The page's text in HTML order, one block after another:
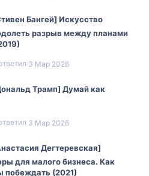
Бангей] Искусство
разрыв между планами
3 Мар 2026
Трамп] Думай как
3 Мар 2026
Дегтеревская]
для малого бизнеса. Как
побеждать (2021)